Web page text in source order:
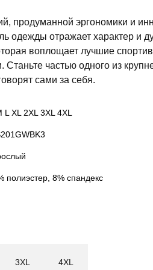
продуманной эргономики и
одежды отражает характер и
воплощает лучшие
Станьте частью одного из
сами за себя.
LXL2XL3XL4XL
полиэстер, 8% спандекс
3XL 4XL